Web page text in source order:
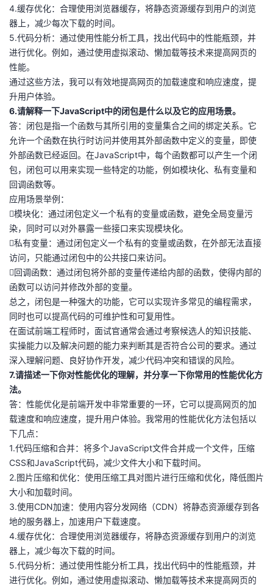
4.缓存优化：合理使用浏览器缓存，将静态资源缓存到用户的浏览
器上，减少每次下载的时间。
5.代码分析：通过使用性能分析工具，找出代码中的性能瓶颈，并
进行优化。例如，通过使用虚拟滚动、懒加载等技术来提高网页的
性能。
通过这些方法，我可以有效地提高网页的加载速度和响应速度，提
升用户体验。
6.请解释一下JavaScript中的闭包是什么以及它的应用场景。
答：闭包是指一个函数与其所引用的变量集合之间的绑定关系。它
允许一个函数在执行时访问并使用其外部函数中定义的变量，即使
外部函数已经返回。在JavaScript中，每个函数都可以产生一个闭
包，闭包可以用来实现一些特定的功能，例如模块化、私有变量和
回调函数等。
应用场景举例：
模块化：通过闭包定义一个私有的变量或函数，避免全局变量污
染，同时可以对外暴露一些接口来实现模块化。
私有变量：通过闭包定义一个私有的变量或函数，在外部无法直接
访问，只能通过闭包中的公共接口来访问。
回调函数：通过闭包将外部的变量传递给内部的函数，使得内部的
函数可以访问并修改外部的变量。
总之，闭包是一种强大的功能，它可以实现许多常见的编程需求，
同时也可以提高代码的可维护性和可复用性。
在面试前端工程师时，面试官通常会通过考察候选人的知识技能、
实操能力以及解决问题的能力来判断其是否符合公司的要求。通过
深入理解问题、良好协作开发，减少代码冲突和错误的风险。
7.请描述一下你对性能优化的理解，并分享一下你常用的性能优化方
法。
答：性能优化是前端开发中非常重要的一环，它可以提高网页的加
载速度和响应速度，提升用户体验。我常用的性能优化方法包括以
下几点：
1.代码压缩和合并：将多个JavaScript文件合并成一个文件，压缩
CSS和JavaScript代码，减少文件大小和下载时间。
2.图片压缩和优化：使用压缩工具对图片进行压缩和优化，降低图片
大小和加载时间。
3.使用CDN加速：使用内容分发网络（CDN）将静态资源缓存到各
地的服务器上，加速用户下载速度。
4.缓存优化：合理使用浏览器缓存，将静态资源缓存到用户的浏览
器上，减少每次下载的时间。
5.代码分析：通过使用性能分析工具，找出代码中的性能瓶颈，并
进行优化。例如，通过使用虚拟滚动、懒加载等技术来提高网页的